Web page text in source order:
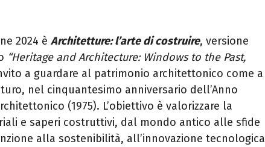
2024 è Architetture: l’arte di costruire, versione
“Heritage and Architecture: Windows to the Past,
a guardare al patrimonio architettonico come a
nel cinquantesimo anniversario dell’Anno
(1975). L’obiettivo è valorizzare la
e saperi costruttivi, dal mondo antico alle sfide
alla sostenibilità, all’innovazione tecnologica